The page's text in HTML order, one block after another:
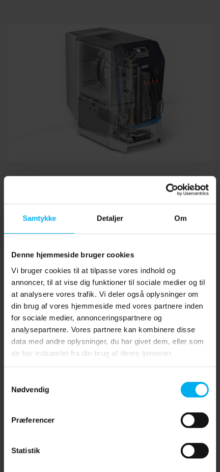
Samtykke Detaljer Om
Denne hjemmeside bruger cookies
Vi bruger cookies til at tilpasse vores indhold og
annoncer, til at vise dig funktioner til sociale medier og til
at analysere vores trafik. Vi deler også oplysninger om
din brug af vores hjemmeside med vores partnere inden
for sociale medier, annonceringspartnere og
analysepartnere. Vores partnere kan kombinere disse
data med andre oplysninger, du har givet dem, eller som
de har indsamlet fra din brug af deres tjenester.
Nødvendig
Præferencer
Statistik
B-DETECTION PLUS i – integreret gasmålesystem
kompressoren, som overvåger alle gasser i henhold til DIN
I miljøer hvor omgivelsestemperaturen er særdeles høj, kan